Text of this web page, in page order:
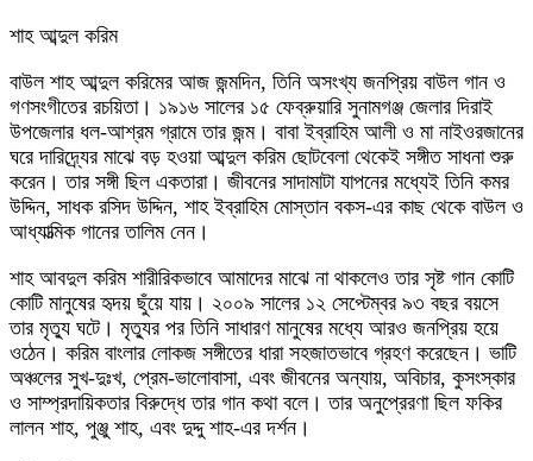
শাহ আব্দুল করিম
বাউল শাহ আব্দুল করিমের আজ জন্মদিন, তিনি অসংখ্য জনপ্রিয় বাউল গান ও
গণসংগীতের রচয়িতা। ১৯১৬ সালের ১৫ ফেব্রুয়ারি সুনামগঞ্জ জেলার দিরাই
উপজেলার ধল-আশ্রম গ্রামে তার জন্ম। বাবা ইব্রাহিম আলী ও মা নাইওরজানের
ঘরে দারিদ্র্যের মাঝে বড় হওয়া আব্দুল করিম ছোটবেলা থেকেই সঙ্গীত সাধনা শুরু
করেন। তার সঙ্গী ছিল একতারা। জীবনের সাদামাটা যাপনের মধ্যেই তিনি কমর
উদ্দিন, সাধক রসিদ উদ্দিন, শাহ ইব্রাহিম মোস্তান বকস-এর কাছ থেকে বাউল ও
আধ্যাত্মিক গানের তালিম নেন।
শাহ আবদুল করিম শারীরিকভাবে আমাদের মাঝে না থাকলেও তার সৃষ্ট গান কোটি
কোটি মানুষের হৃদয় ছুঁয়ে যায়। ২০০৯ সালের ১২ সেপ্টেম্বর ৯৩ বছর বয়সে
তার মৃত্যু ঘটে। মৃত্যুর পর তিনি সাধারণ মানুষের মধ্যে আরও জনপ্রিয় হয়ে
ওঠেন। করিম বাংলার লোকজ সঙ্গীতের ধারা সহজাতভাবে গ্রহণ করেছেন। ভাটি
অঞ্চলের সুখ-দুঃখ, প্রেম-ভালোবাসা, এবং জীবনের অন্যায়, অবিচার, কুসংস্কার
ও সাম্প্রদায়িকতার বিরুদ্ধে তার গান কথা বলে। তার অনুপ্রেরণা ছিল ফকির
লালন শাহ, পুঞ্জু শাহ, এবং দুদ্দু শাহ-এর দর্শন।